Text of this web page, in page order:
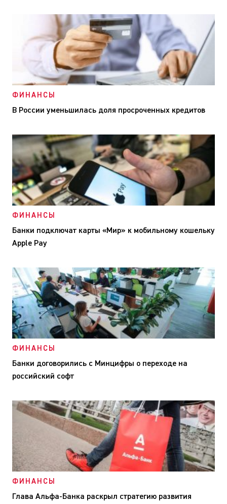
ФИНАНСЫ
В России уменьшилась доля просроченных кредитов
ФИНАНСЫ
Банки подключат карты «Мир» к мобильному кошельку
Apple Pay
ФИНАНСЫ
Банки договорились с Минцифры о переходе на
российский софт
ФИНАНСЫ
Глава Альфа-Банка раскрыл стратегию развития